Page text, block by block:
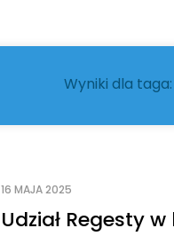
Wyniki dla taga:
16 MAJA 2025
Udział Regesty